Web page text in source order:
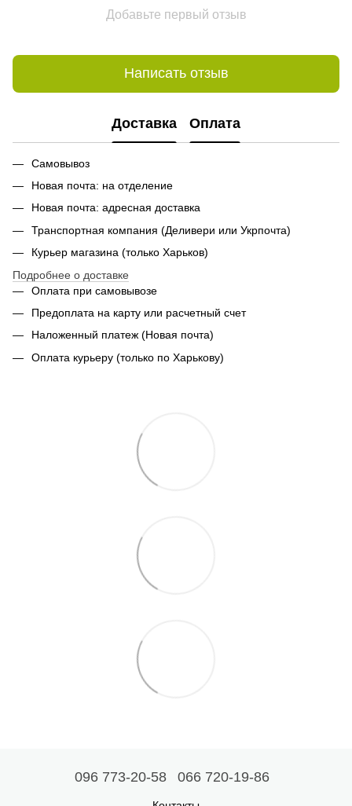
Добавьте первый отзыв
Написать отзыв
Доставка Оплата
Самовывоз
Новая почта: на отделение
Новая почта: адресная доставка
Транспортная компания (Деливери или Укрпочта)
Курьер магазина (только Харьков)
Подробнее о доставке
Оплата при самовывозе
Предоплата на карту или расчетный счет
Наложенный платеж (Новая почта)
Оплата курьеру (только по Харькову)
096 773-20-58 066 720-19-86